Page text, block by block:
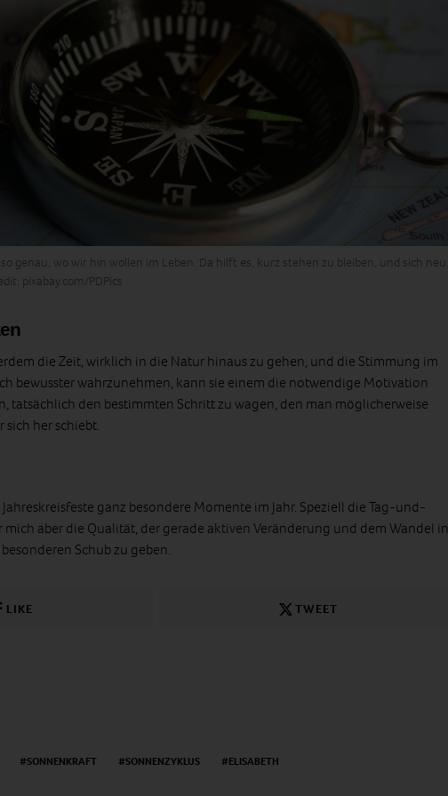
genau, wo wir hin wollen im Leben. Da hilft es, kurz stehen zu bleiben, und sich neu
pixabay.com/PDPics
die Zeit, wirklich in die Natur hinaus zu gehen, und die Stimmung im
bewusster wahrzunehmen, kann sie einem die notwendige Motivation
tatsächlich den bestimmten Schritt zu wagen, den man möglicherweise
sich her schiebt.
ganz besondere Momente im Jahr. Speziell die Tag-und-
aber die Qualität, der gerade aktiven Veränderung und dem Wandel in
Schub zu geben.
LIKE TWEET
SONNENKRAFT SONNENZYKLUS ELISABETH